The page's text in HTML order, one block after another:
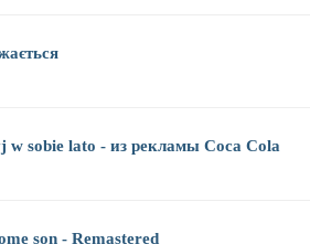
w sobie lato - из рекламы Coca Cola
son - Remastered